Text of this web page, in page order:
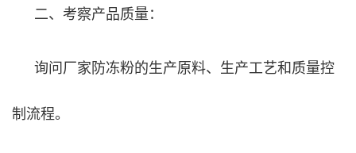
二、考察产品质量：
询问厂家防冻粉的生产原料、生产工艺和质量控
制流程。